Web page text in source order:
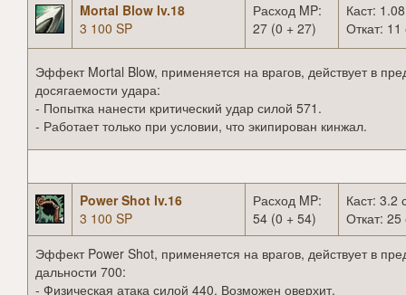
Mortal Blow lv.18
3 100 SP
Расход MP:
27 (0 + 27)
Каст:
Откат: 11
Эффект Mortal Blow, применяется на врагов, действует в
досягаемости удара:
- Попытка нанести критический удар силой 571.
- Работает только при условии, что экипирован кинжал.
Power Shot lv.16
3 100 SP
Расход MP:
54 (0 + 54)
Каст: 3.2
Откат: 25
Эффект Power Shot, применяется на врагов, действует в
дальности 700:
- Физическая атака силой 440. Возможен оверхит.